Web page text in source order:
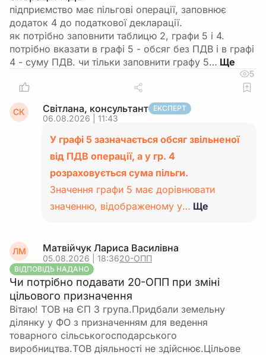
підприємство має пільгові операції, заповнює
додаток 4 до податкової декларації.
як потрібно заповнити таблицю 2, графи 5 і 4.
потрібно вказати в графі 5 - обсяг без ПДВ і в графі
4 - суму ПДВ. чи тільки заповнити графу 5…
5
СК Світлана, консультант ЕКСПЕРТ
06.08.2026 | 11:43
У графі 5 зазначається обсяг звільненої
від ПДВ операції, а у гр. 4
розраховується сума пільги.
Значення графи 5 має дорівнювати
значенню, відображеному у… Ще
ЛМ Матвійчук Лариса Василівна
05.08.2026 | 18:3620-ОПП
ВІДПОВІДЬ НАДАНО
Чи потрібно подавати 20-ОПП при зміні
цільового призначення
Вітаю! ТОВ на ЄП 3 група.Придбали земельну
ділянку у ФО з призначенням для ведення
товарного сільськогосподарського
виробництва.ТОВ діяльності не здійснює.Цільове